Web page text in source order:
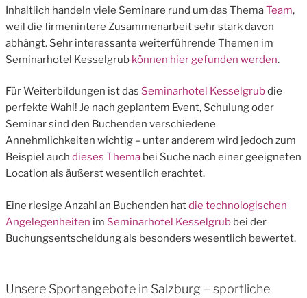
Inhaltlich handeln viele Seminare rund um das ThemaTeam,
weil die firmenintere Zusammenarbeit sehr stark davon
abhängt. Sehr interessante weiterführende Themen im
Seminarhotel Kesselgrub können hier gefunden werden.
Für Weiterbildungen ist das Seminarhotel Kesselgrubdie
perfekte Wahl! Je nach geplantem Event, Schulung oder
Seminar sind den Buchenden verschiedene
Annehmlichkeiten wichtig – unter anderem wird jedoch zum
Beispiel auch dieses Thema bei Suche nach einer geeigneten
Location als äußerst wesentlich erachtet.
Eine riesige Anzahl an Buchenden hatdie technologischen
Angelegenheiten im Seminarhotel Kesselgrub bei der
Buchungsentscheidung als besonders wesentlich bewertet.
Unsere Sportangebote in Salzburg – sportliche